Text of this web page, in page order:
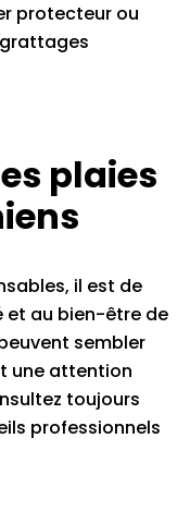
protecteur ou
plaies
il est de
et au bien-être de
sembler
une attention
toujours
professionnels